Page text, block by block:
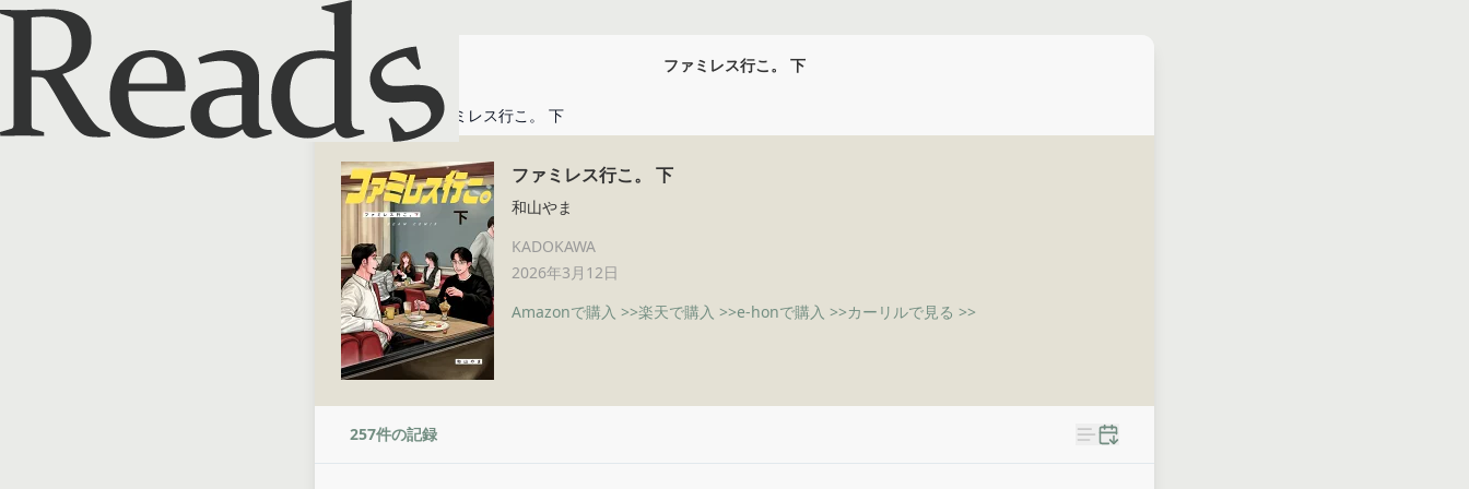
ファミレス行こ。 下
ファミレス行こ。 下
ファミレス行こ。 下
和山やま
KADOKAWA
2026年3月12日
Amazonで購入 >>楽天で購入 >>e-honで購入 >>カーリルで見る >>
257件の記録